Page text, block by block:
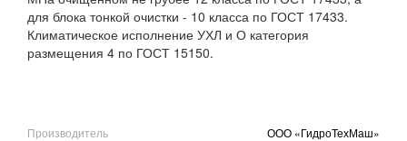
для блока тонкой очистки - 10 класса по ГОСТ 17433.
Климатическое исполнение УХЛ и О категория
размещения 4 по ГОСТ 15150.
Производитель
ООО «ГидроТехМаш»